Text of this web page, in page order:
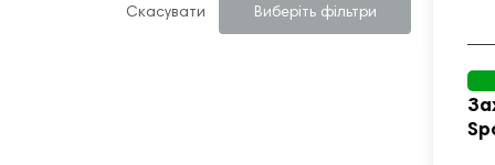
Скасувати Виберіть фільтри